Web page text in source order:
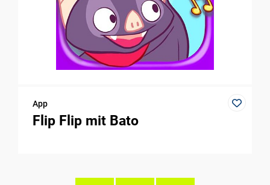
App
Flip Flip mit Bato